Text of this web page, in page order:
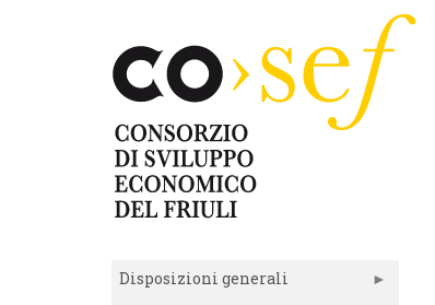
Disposizioni generali